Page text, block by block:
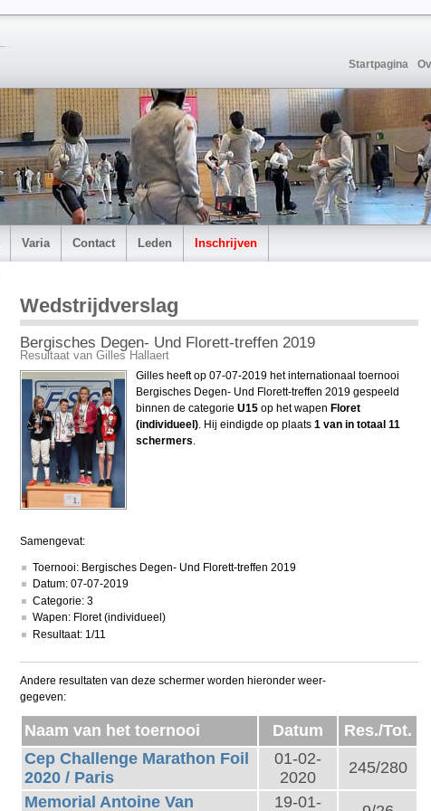
Startpagina
Varia Contact Leden Inschrijven
Wedstrijdverslag
Bergisches Degen- Und Florett-treffen 2019
Resultaat van Gilles Hallaert
Gilles heeft op 07-07-2019 het internationaal toernooi
Bergisches Degen- Und Florett-treffen 2019 gespeeld
binnen de categorie U15 op het wapen Floret
(individueel). Hij eindigde op plaats 1 van in totaal 11
schermers.
Samengevat:
Toernooi: Bergisches Degen- Und Florett-treffen 2019
Datum: 07-07-2019
Categorie: 3
Wapen: Floret (individueel)
Resultaat: 1/11
Andere resultaten van deze schermer worden hieronder weer-
gegeven:
Naam van het toernooi Datum
Res./Tot.
Cep Challenge Marathon Foil
2020 / Paris
01-02-
2020
245/280
Memorial Antoine Van
19-01-